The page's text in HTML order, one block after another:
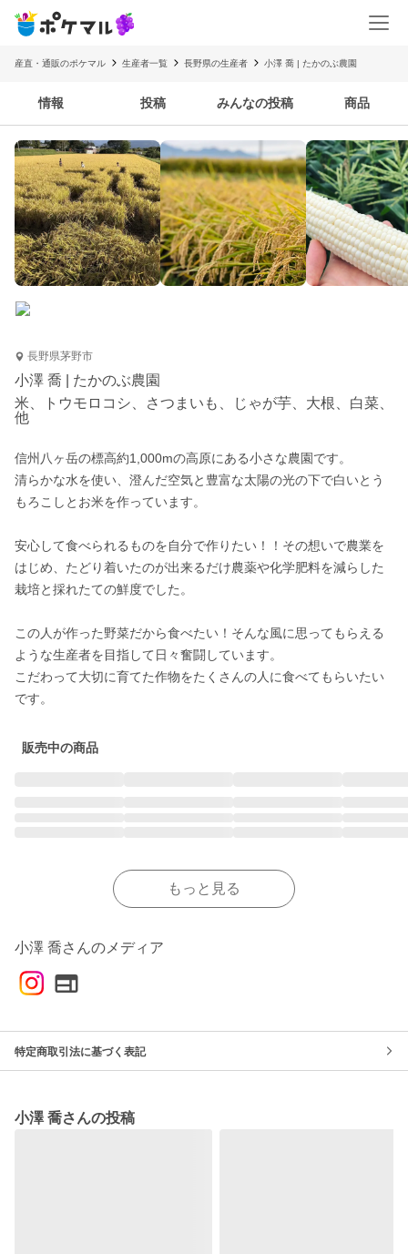
産直・通販のポケマル 生産者一覧 長野県の生産者 小澤 喬 | たかのぶ農園
情報 投稿 みんなの投稿 商品
長野県茅野市
小澤 喬 | たかのぶ農園
米、トウモロコシ、さつまいも、じゃが芋、大根、白菜、
他
信州八ヶ岳の標高約1,000mの高原にある小さな農園です。
清らかな水を使い、澄んだ空気と豊富な太陽の光の下で白いとう
もろこしとお米を作っています。
安心して食べられるものを自分で作りたい！！その想いで農業を
はじめ、たどり着いたのが出来るだけ農薬や化学肥料を減らした
栽培と採れたての鮮度でした。
この人が作った野菜だから食べたい！そんな風に思ってもらえる
ような生産者を目指して日々奮闘しています。
こだわって大切に育てた作物をたくさんの人に食べてもらいたい
です。
販売中の商品
もっと見る
小澤 喬さんのメディア
特定商取引法に基づく表記
小澤 喬さんの投稿